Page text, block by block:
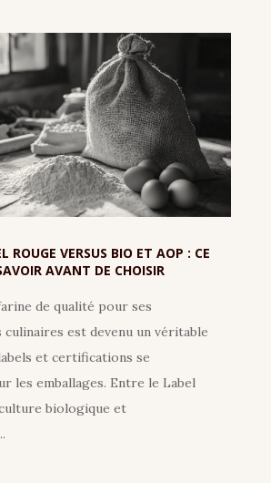
ROUGE VERSUS BIO ET AOP : CE
AVANT DE CHOISIR
de qualité pour ses
est devenu un véritable
et certifications se
les emballages. Entre le Label
biologique et